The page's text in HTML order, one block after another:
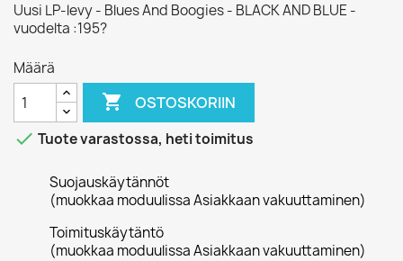
Uusi LP-levy - Blues And Boogies - BLACK AND BLUE -
vuodelta :195?
Määrä
 OSTOSKORIIN
 Tuote varastossa, heti toimitus
Suojauskäytännöt
(muokkaa moduulissa Asiakkaan vakuuttaminen)
Toimituskäytäntö
(muokkaa moduulissa Asiakkaan vakuuttaminen)